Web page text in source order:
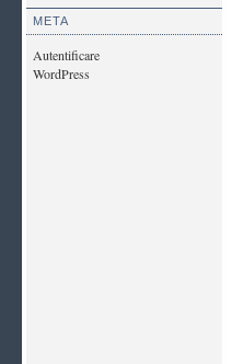
META
Autentificare
WordPress